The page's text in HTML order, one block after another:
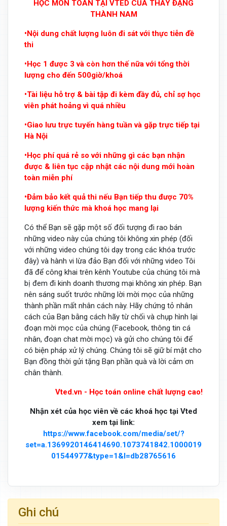
HỌC MÔN TOÁN TẠI VTED CỦA THẦY ĐẶNG
THÀNH NAM
•Nội dung chất lượng luôn đi sát với thực tiễn đề
thi
•Học 1 được 3 và còn hơn thế nữa với tổng thời
lượng cho đến 500giờ/khoá
•Tài liệu hỗ trợ & bài tập đi kèm đầy đủ, chỉ sợ học
viên phát hoảng vì quá nhiều
•Giao lưu trực tuyến hàng tuần và gặp trực tiếp tại
Hà Nội
•Học phí quá rẻ so với những gì các bạn nhận
được & liên tục cập nhật các nội dung mới hoàn
toàn miễn phí
•Đảm bảo kết quả thi nếu Bạn tiếp thu được 70%
lượng kiến thức mà khoá học mang lại
Có thể Bạn sẽ gặp một số đối tượng đi rao bán
những video này của chúng tôi không xin phép (đối
với những video chúng tôi dạy trong các khóa trước
đây) và hành vi lừa đảo Bạn đối với những video Tôi
đã để công khai trên kênh Youtube của chúng tôi mà
bị đem đi kinh doanh thương mại không xin phép. Bạn
nên sáng suốt trước những lời mời mọc của những
thành phần mất nhân cách này. Hãy chứng tỏ nhân
cách của Bạn bằng cách hãy từ chối và chụp hình lại
đoạn mời mọc của chúng (Facebook, thông tin cá
nhân, đoạn chat mời mọc) và gửi cho chúng tôi để
có biện pháp xử lý chúng. Chúng tôi sẽ giữ bí mật cho
Bạn đồng thời gửi tặng Bạn phần quà và lời cảm ơn
chân thành.
Vted.vn - Học toán online chất lượng cao!
Nhận xét của học viên về các khoá học tại Vted
xem tại link:
https://www.facebook.com/media/set/?
set=a.1369920146414690.1073741842.1000019
01544977&type=1&l=db28765616
Ghi chú